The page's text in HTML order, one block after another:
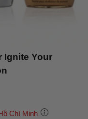
Ignite Your
Chí Minh